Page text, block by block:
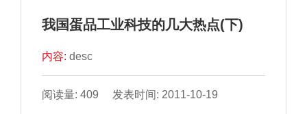
我国蛋品工业科技的几大热点(下)
内容:desc
阅读量: 409 发表时间: 2011-10-19